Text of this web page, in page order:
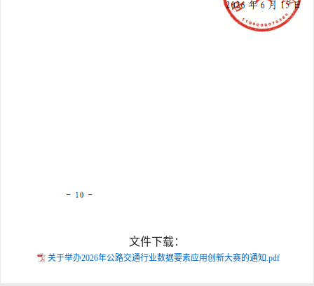
文件下载：
关于举办2026年公路交通行业数据要素应用创新大赛的通知.pdf